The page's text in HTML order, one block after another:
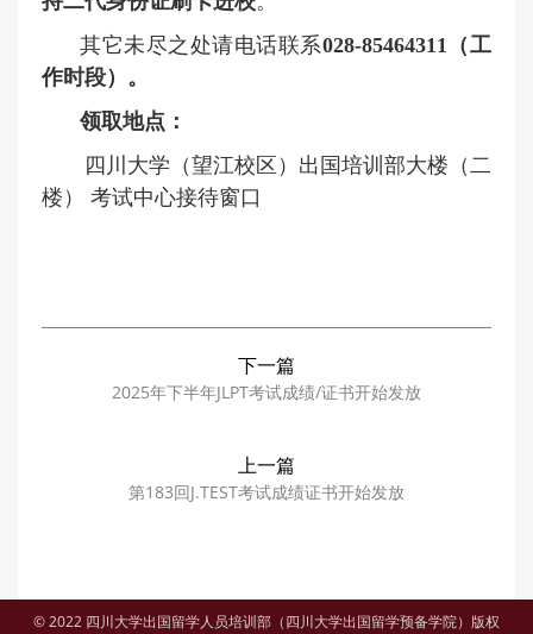
其它未尽之处请电话联系028-85464311（工
作时段）。
领取地点：
四川大学（望江校区）出国培训部大楼（二
楼）
考试中心接待窗口
下一篇
2025年下半年JLPT考试成绩/证书开始发放
上一篇
第183回J.TEST考试成绩证书开始发放
© 2022 四川大学出国留学人员培训部（四川大学出国留学预备学院）版权